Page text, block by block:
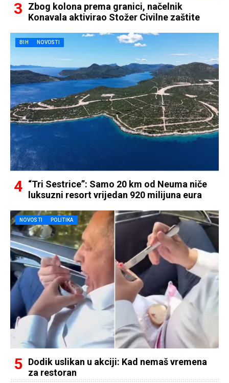
Zbog kolona prema granici, načelnik
Konavala aktivirao Stožer Civilne zaštite
BIH NOVOSTI
“Tri Sestrice”: Samo 20 km od Neuma niče
luksuzni resort vrijedan 920 milijuna eura
NOVOSTI POLITIKA
Dodik uslikan u akciji: Kad nemaš vremena
za restoran